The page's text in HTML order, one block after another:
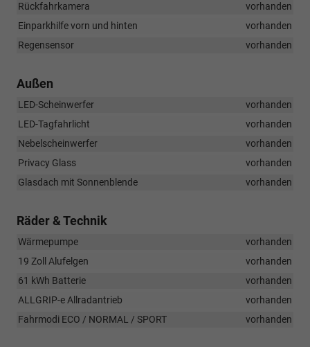
Rückfahrkamera
vorhanden
Einparkhilfe vorn und hinten
vorhanden
Regensensor
vorhanden
Außen
LED-Scheinwerfer
vorhanden
LED-Tagfahrlicht
vorhanden
Nebelscheinwerfer
vorhanden
Privacy Glass
vorhanden
Glasdach mit Sonnenblende
vorhanden
Räder & Technik
Wärmepumpe
vorhanden
19 Zoll Alufelgen
vorhanden
61 kWh Batterie
vorhanden
ALLGRIP-e Allradantrieb
vorhanden
Fahrmodi ECO / NORMAL / SPORT
vorhanden